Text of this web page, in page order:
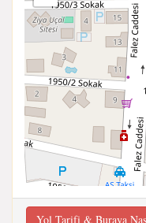
Yol Tarifi & Buraya